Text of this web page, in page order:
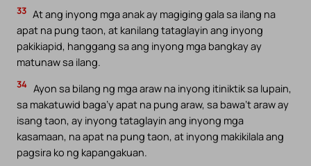
33 At ang inyong mga anak ay magiging gala sa ilang na
apat na pung taon, at kanilang tataglayin ang inyong
pakikiapid, hanggang sa ang inyong mga bangkay ay
matunaw sa ilang.
34 Ayon sa bilang ng mga araw na inyong itiniktik sa lupain,
sa makatuwid baga’y apat na pung araw, sa bawa’t araw ay
isang taon, ay inyong tataglayin ang inyong mga
kasamaan, na apat na pung taon, at inyong makikilala ang
pagsira ko ng kapangakuan.